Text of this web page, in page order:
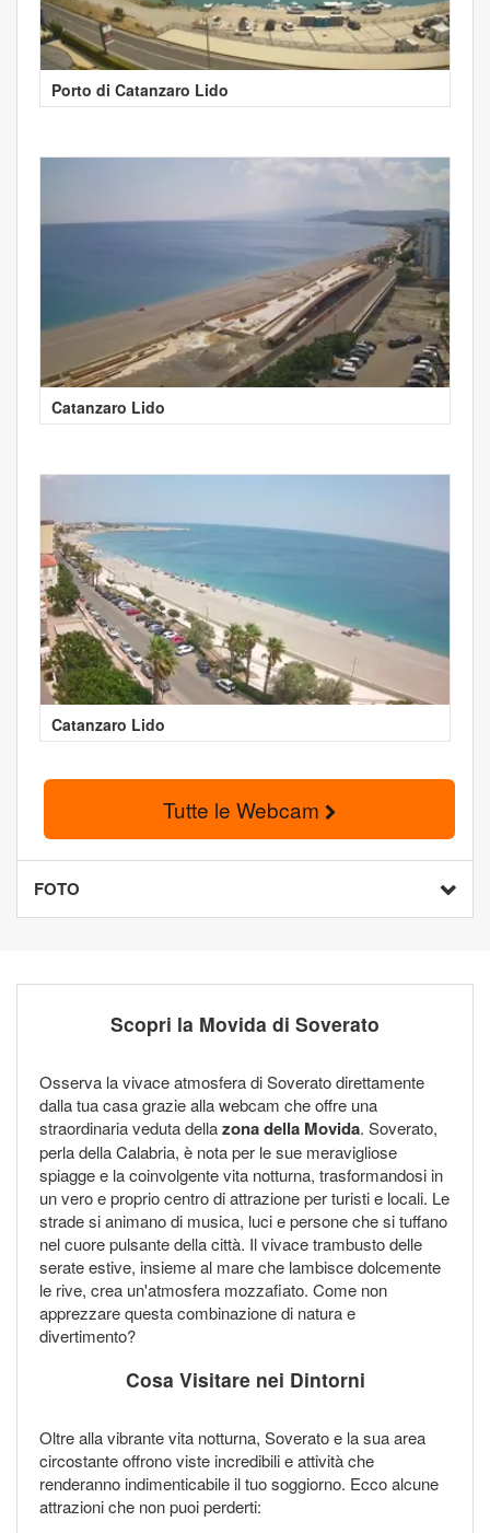
Porto di Catanzaro Lido
Catanzaro Lido
Catanzaro Lido
Tutte le Webcam
FOTO
Scopri la Movida di Soverato
Osserva la vivace atmosfera di Soverato direttamente
dalla tua casa grazie alla webcam che offre una
straordinaria veduta dellazona della Movida. Soverato,
perla della Calabria, è nota per le sue meravigliose
spiagge e la coinvolgente vita notturna, trasformandosi in
un vero e proprio centro di attrazione per turisti e locali. Le
strade si animano di musica, luci e persone che si tuffano
nel cuore pulsante della città. Il vivace trambusto delle
serate estive, insieme al mare che lambisce dolcemente
le rive, crea un'atmosfera mozzafiato. Come non
apprezzare questa combinazione di natura e
divertimento?
Cosa Visitare nei Dintorni
Oltre alla vibrante vita notturna, Soverato e la sua area
circostante offrono viste incredibili e attività che
renderanno indimenticabile il tuo soggiorno. Ecco alcune
attrazioni che non puoi perderti: